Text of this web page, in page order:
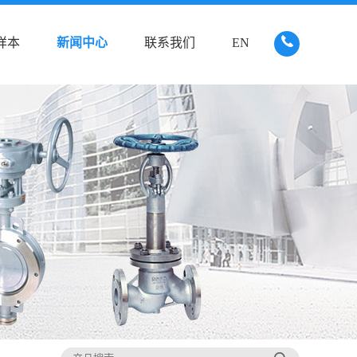
本 新闻中心 联系我们 EN